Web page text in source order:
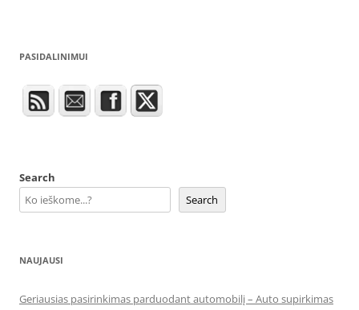
PASIDALINIMUI
Search
Search
NAUJAUSI
Geriausias pasirinkimas parduodant automobilį – Auto supirkimas